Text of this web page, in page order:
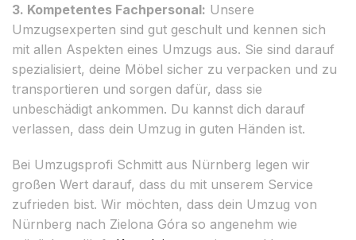
3. Kompetentes Fachpersonal: Unsere
Umzugsexperten sind gut geschult und kennen sich
mit allen Aspekten eines Umzugs aus. Sie sind darauf
spezialisiert, deine Möbel sicher zu verpacken und zu
transportieren und sorgen dafür, dass sie
unbeschädigt ankommen. Du kannst dich darauf
verlassen, dass dein Umzug in guten Händen ist.
Bei Umzugsprofi Schmitt aus Nürnberg legen wir
großen Wert darauf, dass du mit unserem Service
zufrieden bist. Wir möchten, dass dein Umzug von
Nürnberg nach Zielona Góra so angenehm wie